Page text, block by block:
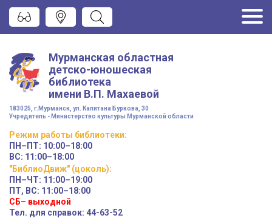
Мурманская областная
детско-юношеская
библиотека
имени В.П. Махаевой
183025, г.Мурманск, ул. Капитана Буркова, 30
Учредитель - Министерство культуры Мурманской области
Режим работы библиотеки:
ПН–ПТ: 10:00–18:00
ВС: 11:00–18:00
"БиблиоДвиж" (цоколь):
ПН–ЧТ: 11:00–19:00
ПТ, ВС: 11:00–18:00
СБ– выходной
Тел. для справок: 44-63-52